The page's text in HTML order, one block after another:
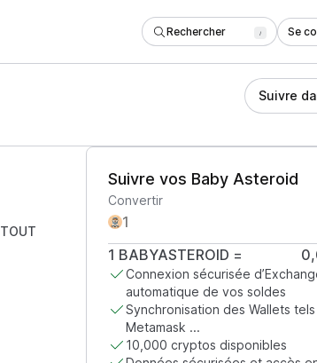
Rechercher / Se
Suivre
TOUT
Suivre vos Baby Asteroid
Convertir
1 BABYASTEROID =
Connexion sécurisée
automatique de vos soldes
Synchronisation des Wallets
Metamask ...
10,000 cryptos disponibles